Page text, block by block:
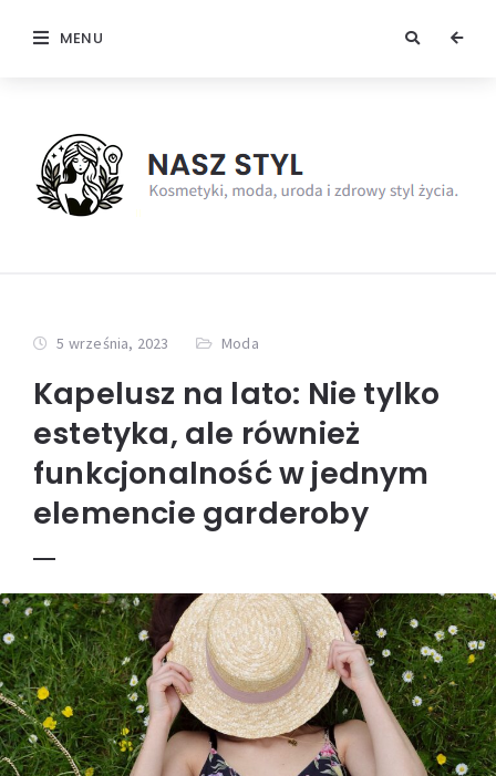
MENU
5 września, 2023 Moda
Kapelusz na lato: Nie tylko
estetyka, ale również
funkcjonalność w jednym
elemencie garderoby